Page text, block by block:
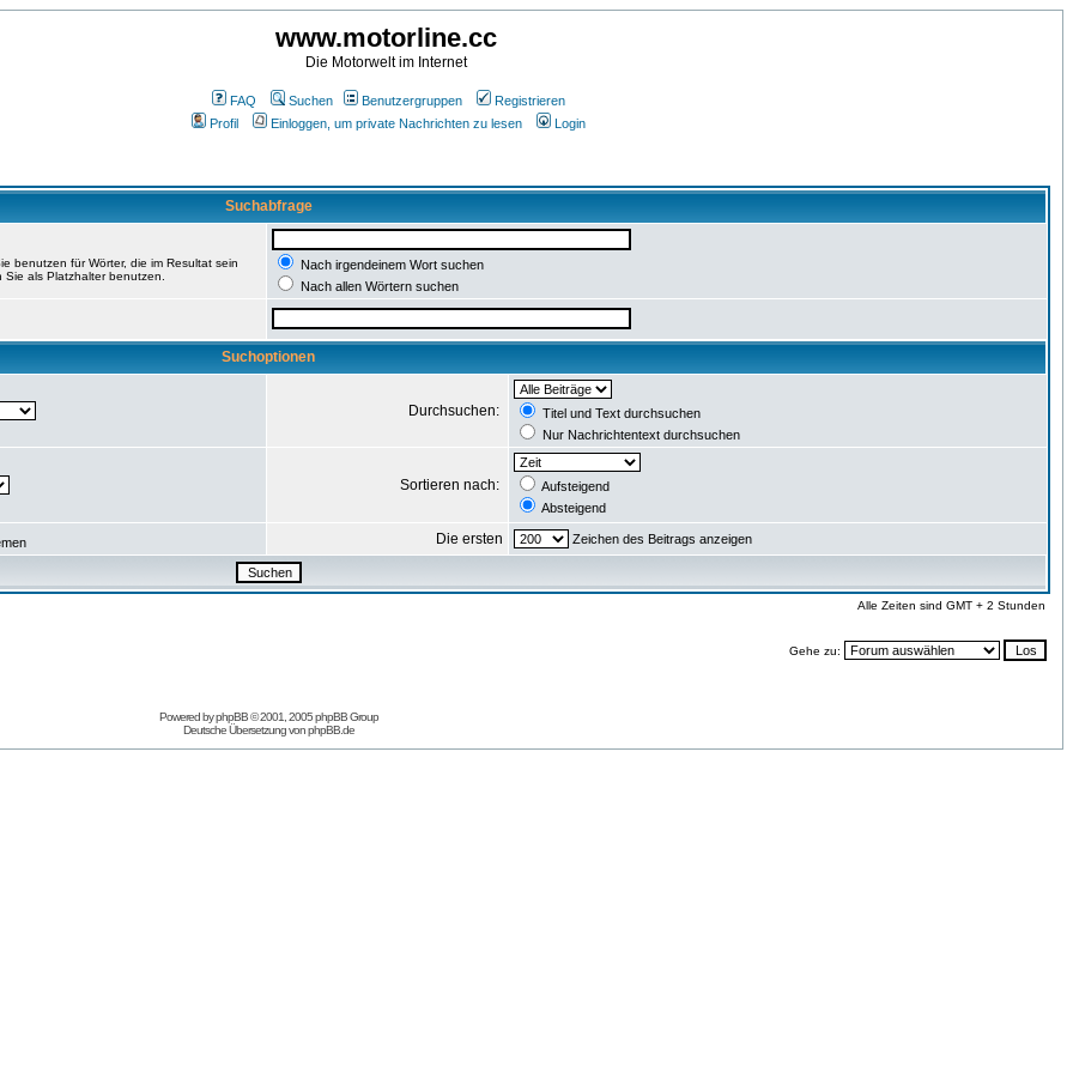
www.motorline.cc
Die Motorwelt im Internet
FAQ Suchen Benutzergruppen
Registrieren
Profil
Einloggen, um private Nachrichten zu lesen Login
Suchabfrage
benutzen für Wörter, die im Resultat sein
als Platzhalter benutzen.
Nach irgendeinem Wort suchen
Nach allen Wörtern suchen
Suchoptionen
Durchsuchen:
Titel und Text durchsuchen
Nur Nachrichtentext durchsuchen
Sortieren nach:
Aufsteigend
Absteigend
Die ersten Zeichen des Beitrags anzeigen
Alle Zeiten sind GMT + 2 Stunden
Gehe zu:
Powered byphpBB© 2001, 2005 phpBB Group
Deutsche Übersetzung vonphpBB.de